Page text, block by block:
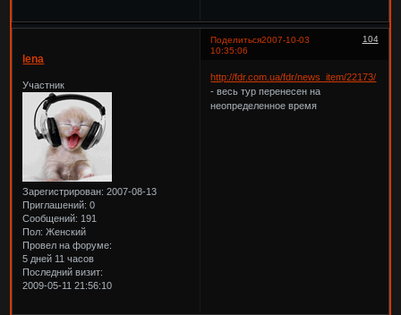
Поделиться 104
2007-10-03
10:35:06
lena
Участник
Зарегистрирован: 2007-08-13
Приглашений: 0
Сообщений: 191
Пол: Женский
Провел на форуме:
5 дней 11 часов
Последний визит:
2009-05-11 21:56:10
http://fdr.com.ua/fdr/news_item/22173/
- весь тур перенесен на
неопределенное время